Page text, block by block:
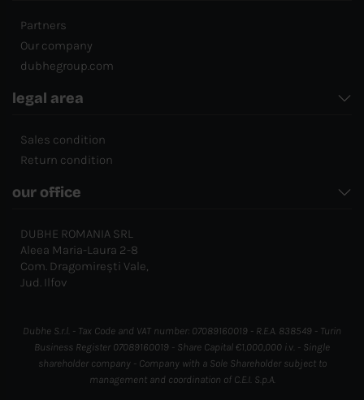
Partners
Our company
dubhegroup.com
legal area
Sales condition
Return condition
our office
DUBHE ROMANIA SRL
Aleea Maria-Laura 2-8
Com. Dragomirești Vale,
Jud. Ilfov
Dubhe S.r.l. - Tax Code and VAT number: 07089160019 - R.E.A. 838549 - Turin
Business Register 07089160019 - Share Capital €1,000,000 i.v. - Single
shareholder company - Company with a Sole Shareholder subject to
management and coordination of C.E.I. S.p.A.